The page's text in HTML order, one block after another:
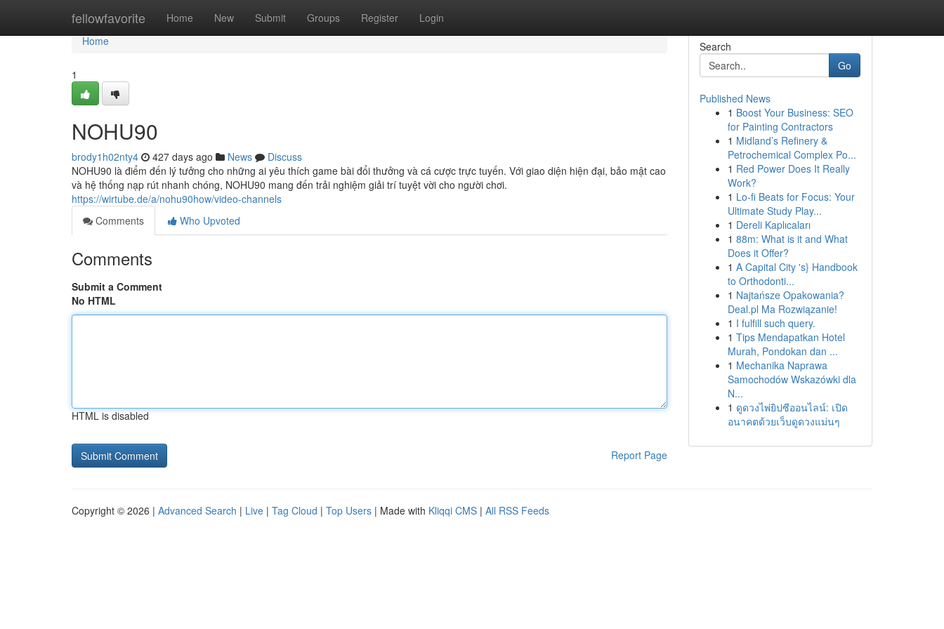
fellowfavorite Home New Submit Groups Register Login
Home
Home
1
NOHU90
brody1h02nty4 427 days ago News
Discuss
NOHU90 là điểm đến lý tưởng cho những ai yêu thích game bài đổi thưởng và cá cược trực tuyến. Với giao diện hiện đại, bảo mật cao
và hệ thống nạp rút nhanh chóng, NOHU90 mang đến trải nghiệm giải trí tuyệt vời cho người chơi.
https://wirtube.de/a/nohu90how/video-channels
Comments
Who Upvoted
Comments
Submit a Comment
No HTML
HTML is disabled
Report Page
Search
Go
Published News
1 Boost Your Business: SEO
for Painting Contractors
1 Midland’s Refinery &
Petrochemical Complex Po...
1 Red Power Does It Really
Work?
1 Lo-fi Beats for Focus: Your
Ultimate Study Play...
1 Dereli Kaplıcaları
1 88m: What is it and What
Does it Offer?
1 A Capital City 's} Handbook
to Orthodonti...
1 Najtańsze Opakowania?
Deal.pl Ma Rozwiązanie!
1 I fulfill such query.
1 Tips Mendapatkan Hotel
Murah, Pondokan dan ...
1 Mechanika Naprawa
Samochodów Wskazówki dla
N...
1 ดูดวงไพ่ยิปซีออนไลน์: เปิด
อนาคตด้วยเว็บดูดวงแม่นๆ
Copyright © 2026 | Advanced Search | Live | Tag Cloud | Top Users | Made with Kliqqi CMS | All RSS Feeds